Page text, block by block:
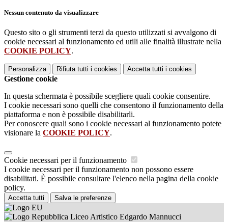
Nessun contenuto da visualizzare
Questo sito o gli strumenti terzi da questo utilizzati si avvalgono di
cookie necessari al funzionamento ed utili alle finalità illustrate nella
COOKIE POLICY.
Personalizza Rifiuta tutti i cookies Accetta tutti i cookies
Gestione cookie
In questa schermata è possibile scegliere quali cookie consentire.
I cookie necessari sono quelli che consentono il funzionamento della
piattaforma e non è possibile disabilitarli.
Per conoscere quali sono i cookie necessari al funzionamento potete
visionare la COOKIE POLICY.
Cookie necessari per il funzionamento
I cookie necessari per il funzionamento non possono essere
disabilitati. È possibile consultare l'elenco nella pagina della cookie
policy.
Accetta tutti Salva le preferenze
Liceo Artistico Edgardo Mannucci